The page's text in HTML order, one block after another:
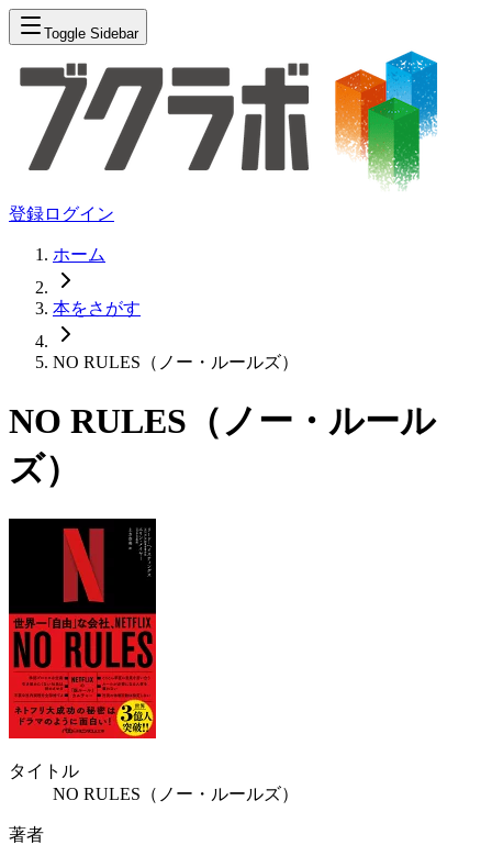
Toggle Sidebar
登録ログイン
ホーム
本をさがす
NO RULES（ノー・ルールズ）
NO RULES（ノー・ルール
ズ）
タイトル
NO RULES（ノー・ルールズ）
著者